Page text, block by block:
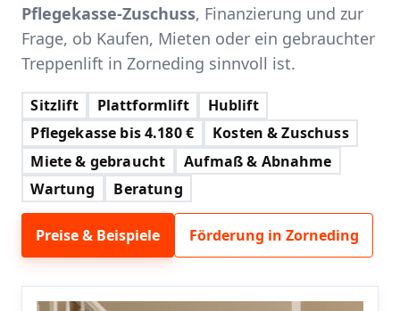
Pflegekasse-Zuschuss, Finanzierung und zur
Frage, ob Kaufen, Mieten oder ein gebrauchter
Treppenlift in Zorneding sinnvoll ist.
Sitzlift Plattformlift
Hublift
Pflegekasse bis 4.180 €
Kosten & Zuschuss
Miete & gebraucht
Aufmaß & Abnahme
Wartung
Beratung
Preise & Beispiele Förderung in Zorneding